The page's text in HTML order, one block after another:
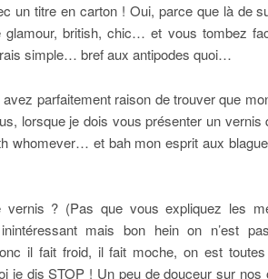
un titre en carton ! Oui, parce que là de
glamour, british, chic… et vous tombez
simple… bref aux antipodes quoi…
parfaitement raison de trouver que
lorsque je dois vous présenter un vernis
whomever… et bah mon esprit aux
vernis ? (Pas que vous expliquez les
mais bon hein on n’est
il fait froid, il fait moche, on est
je dis STOP ! Un peu de douceur sur nos